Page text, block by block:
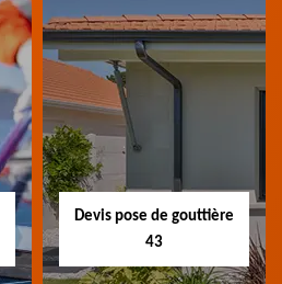
Couvreur zingueur
Artisan couvreur
zingueur 43 Haute-Loire
Devis pose de gouttière
43